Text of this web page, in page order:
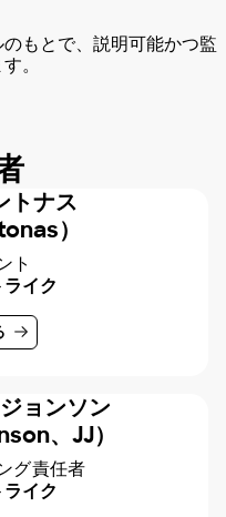
もとで、説明可能かつ監
。
トナス
）
ト
イク
ョンソン
、JJ）
グ責任者
イク